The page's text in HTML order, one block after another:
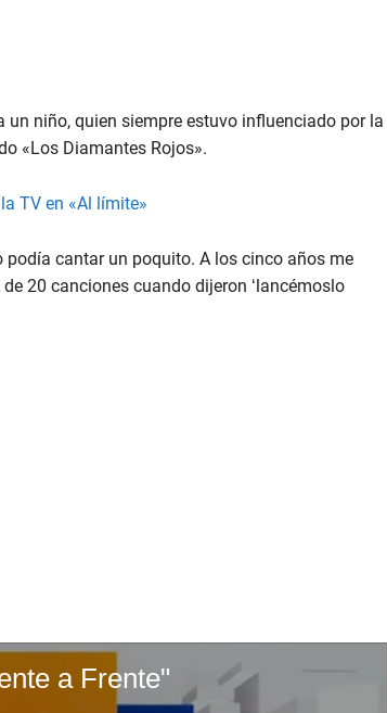
niño, quien siempre estuvo influenciado por la
«Los Diamantes Rojos».
TV en «Al límite»
podía cantar un poquito. A los cinco años me
20 canciones cuando dijeron ‘lancémoslo